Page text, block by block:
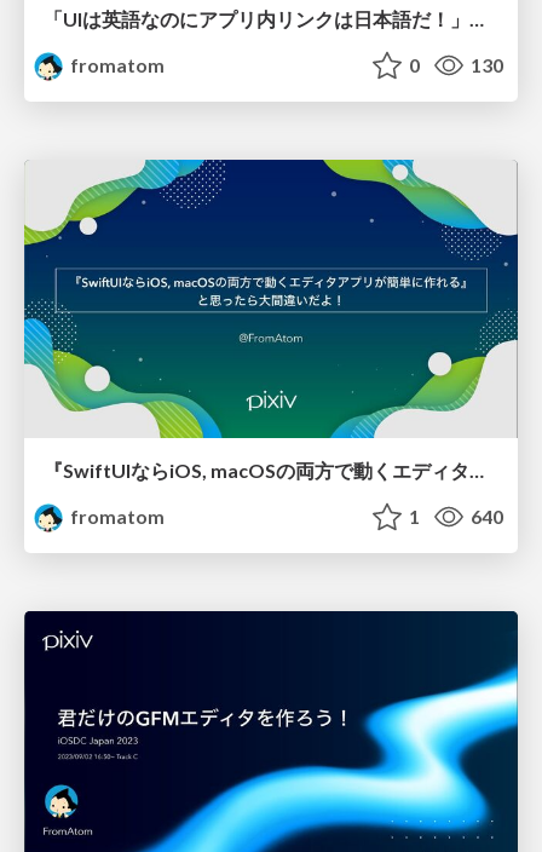
「UIは英語なのにアプリ内リンクは日本語だ！」を防ぐコツ / pixiv App Night 2024-10-24
fromatom
0 130
fromatom
1 640